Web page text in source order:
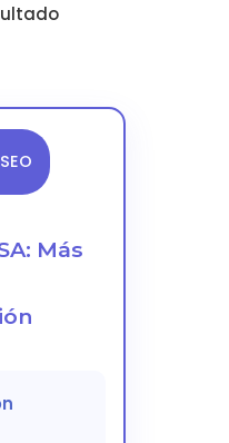
Más